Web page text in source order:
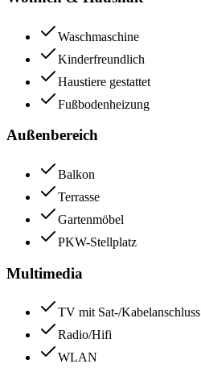
Waschmaschine
Kinderfreundlich
Haustiere gestattet
Fußbodenheizung
Außenbereich
Balkon
Terrasse
Gartenmöbel
PKW-Stellplatz
Multimedia
TV mit Sat-/Kabelanschluss
Radio/Hifi
WLAN